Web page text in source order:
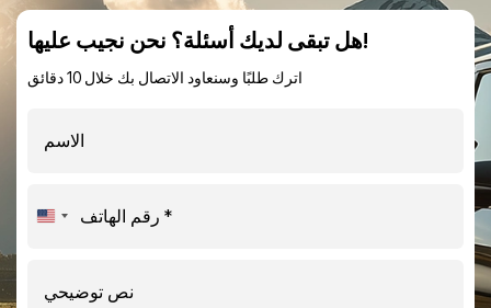
هل تبقى لديك أسئلة؟ نحن نجيب عليها!
اترك طلبًا وسنعاود الاتصال بك خلال 10 دقائق
United